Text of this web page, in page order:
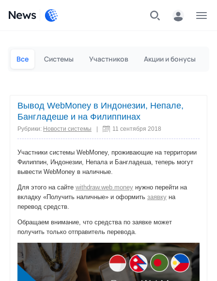
News
Все Системы Участников Акции и бонусы
Вывод WebMoney в Индонезии, Непале,
Бангладеше и на Филиппинах
Рубрики: Новости системы 11 сентября 2018
Участники системы WebMoney, проживающие на территории
Филиппин, Индонезии, Непала и Бангладеша, теперь могут
вывести WebMoney в наличные.
Для этого на сайте withdraw.web.money нужно перейти на
вкладку «Получить наличные» и оформить заявку на
перевод средств.
Обращаем внимание, что средства по заявке может
получить только отправитель перевода.